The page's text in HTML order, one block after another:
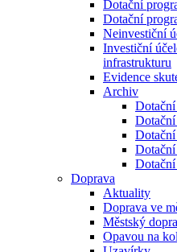
Dotační
Dotační
Neinvestiční
Investiční
infrastrukturu
Evidence
Archiv
Doprava
Aktuality
Doprava ve
Městský
Opavou na